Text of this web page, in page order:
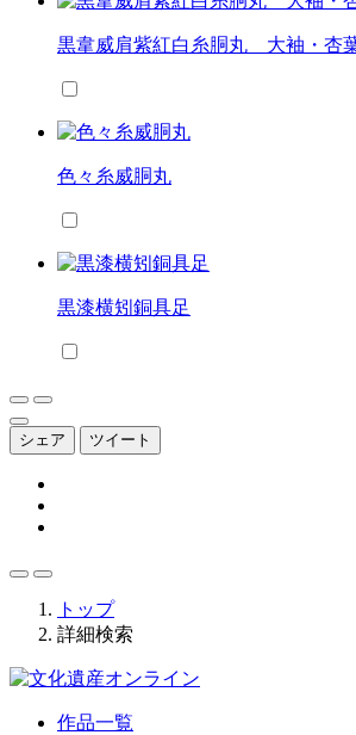
黒韋威肩紫紅白糸胴丸 大袖・杏
色々糸威胴丸
黒漆横矧銅具足
シェア ツイート
トップ
詳細検索
作品一覧